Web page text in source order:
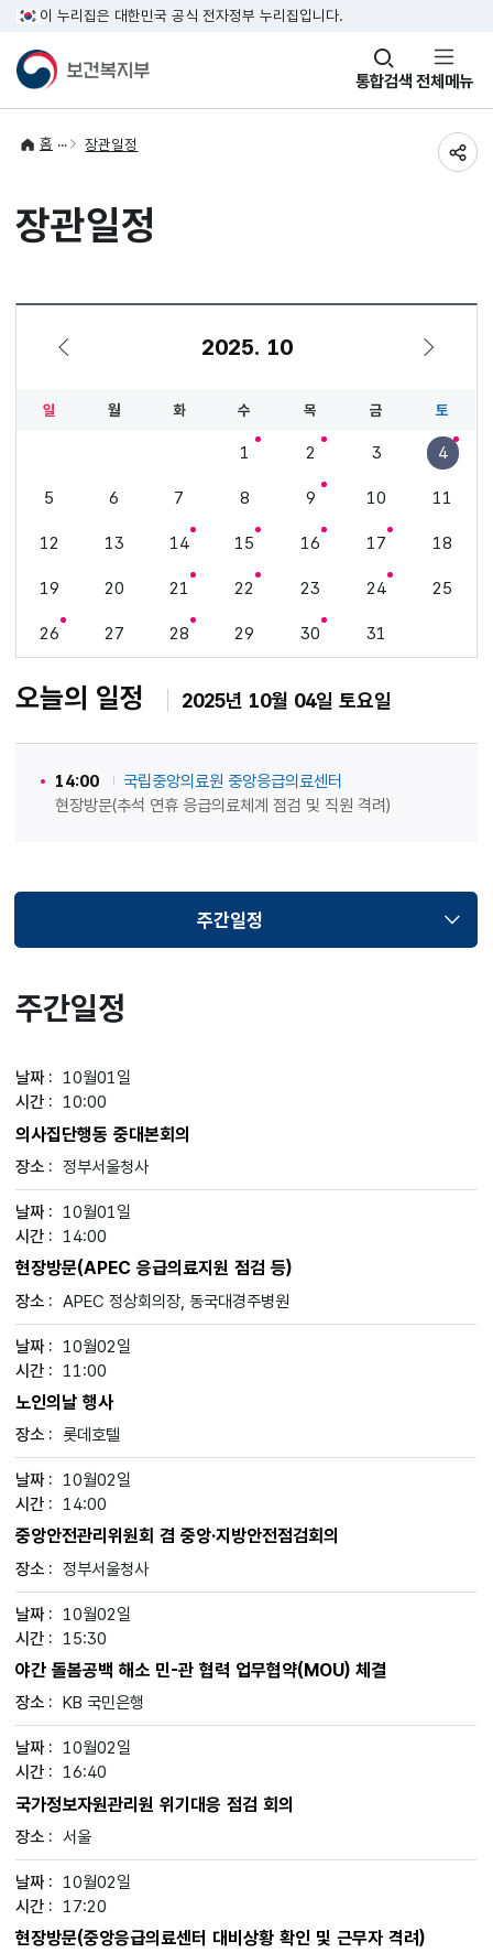
이 누리집은 대한민국 공식 전자정부 누리집입니다.
통합검색
창
열기 전체메뉴
홈 장관일정
장관일정
2025. 10
일 월 화 수 목 금 토
1 2 3 4
5 6 7 8 9 10 11
12 13 14 15 16 17 18
19 20 21 22 23 24 25
26 27 28 29 30 31
오늘의 일정 2025년 10월 04일 토요일
14:00
국립중앙의료원 중앙응급의료센터
현장방문(추석 연휴 응급의료체계 점검 및 직원 격려)
주간일정
선택됨
주간일정
10월01일
10:00
의사집단행동 중대본회의
정부서울청사
10월01일
14:00
현장방문(APEC 응급의료지원 점검 등)
APEC 정상회의장, 동국대경주병원
10월02일
11:00
노인의날 행사
롯데호텔
10월02일
14:00
중앙안전관리위원회 겸 중앙·지방안전점검회의
정부서울청사
10월02일
15:30
야간 돌봄공백 해소 민-관 협력 업무협약(MOU) 체결
KB 국민은행
10월02일
16:40
국가정보자원관리원 위기대응 점검 회의
서울
10월02일
17:20
현장방문(중앙응급의료센터 대비상황 확인 및 근무자 격려)